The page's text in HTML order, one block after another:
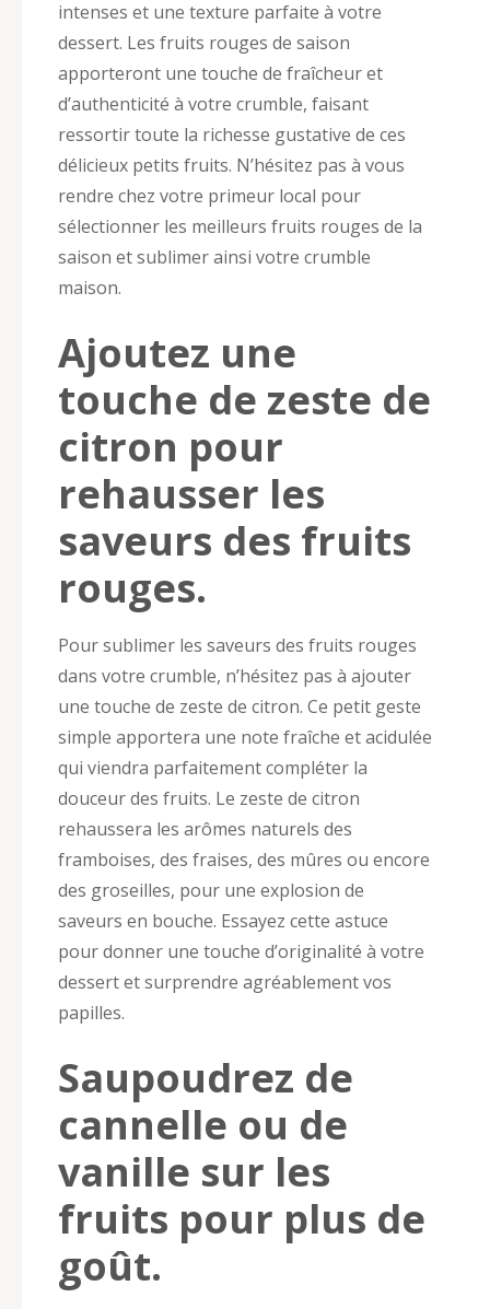
intenses et une texture parfaite à votre
dessert. Les fruits rouges de saison
apporteront une touche de fraîcheur et
d’authenticité à votre crumble, faisant
ressortir toute la richesse gustative de ces
délicieux petits fruits. N’hésitez pas à vous
rendre chez votre primeur local pour
sélectionner les meilleurs fruits rouges de la
saison et sublimer ainsi votre crumble
maison.
Ajoutez une
touche de zeste de
citron pour
rehausser les
saveurs des fruits
rouges.
Pour sublimer les saveurs des fruits rouges
dans votre crumble, n’hésitez pas à ajouter
une touche de zeste de citron. Ce petit geste
simple apportera une note fraîche et acidulée
qui viendra parfaitement compléter la
douceur des fruits. Le zeste de citron
rehaussera les arômes naturels des
framboises, des fraises, des mûres ou encore
des groseilles, pour une explosion de
saveurs en bouche. Essayez cette astuce
pour donner une touche d’originalité à votre
dessert et surprendre agréablement vos
papilles.
Saupoudrez de
cannelle ou de
vanille sur les
fruits pour plus de
goût.